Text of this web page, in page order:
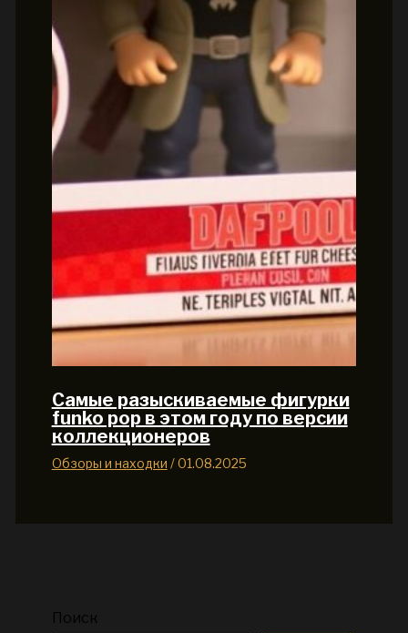
Самые разыскиваемые фигурки
funko pop в этом году по версии
коллекционеров
Обзоры и находки /01.08.2025
Поиск